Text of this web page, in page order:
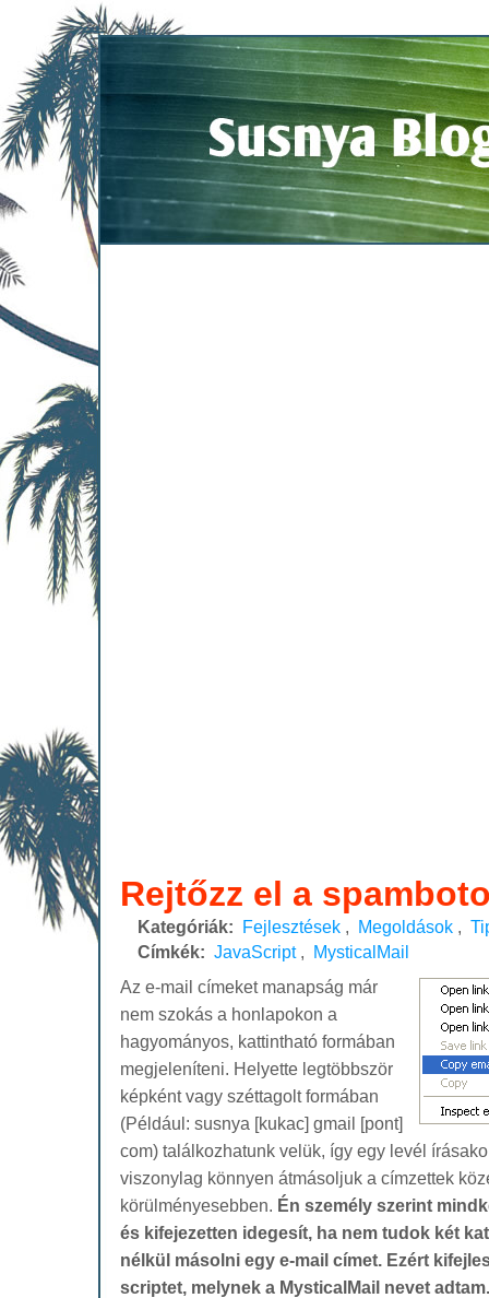
Rejtőzz el a
Kategóriák: Fejlesztések , Megoldások ,
Címkék: JavaScript , MysticalMail
Az e-mail címeket manapság már
nem szokás a honlapokon a
hagyományos, kattintható formában
megjeleníteni. Helyette legtöbbször
képként vagy széttagolt formában
(Például: susnya [kukac] gmail [pont]
com) találkozhatunk velük, így egy levél
viszonylag könnyen átmásoljuk a címzettek
körülményesebben. Én személy szerint
és kifejezetten idegesít, ha nem tudok két
nélkül másolni egy e-mail címet. Ezért
scriptet, melynek a MysticalMail nevet adtam.